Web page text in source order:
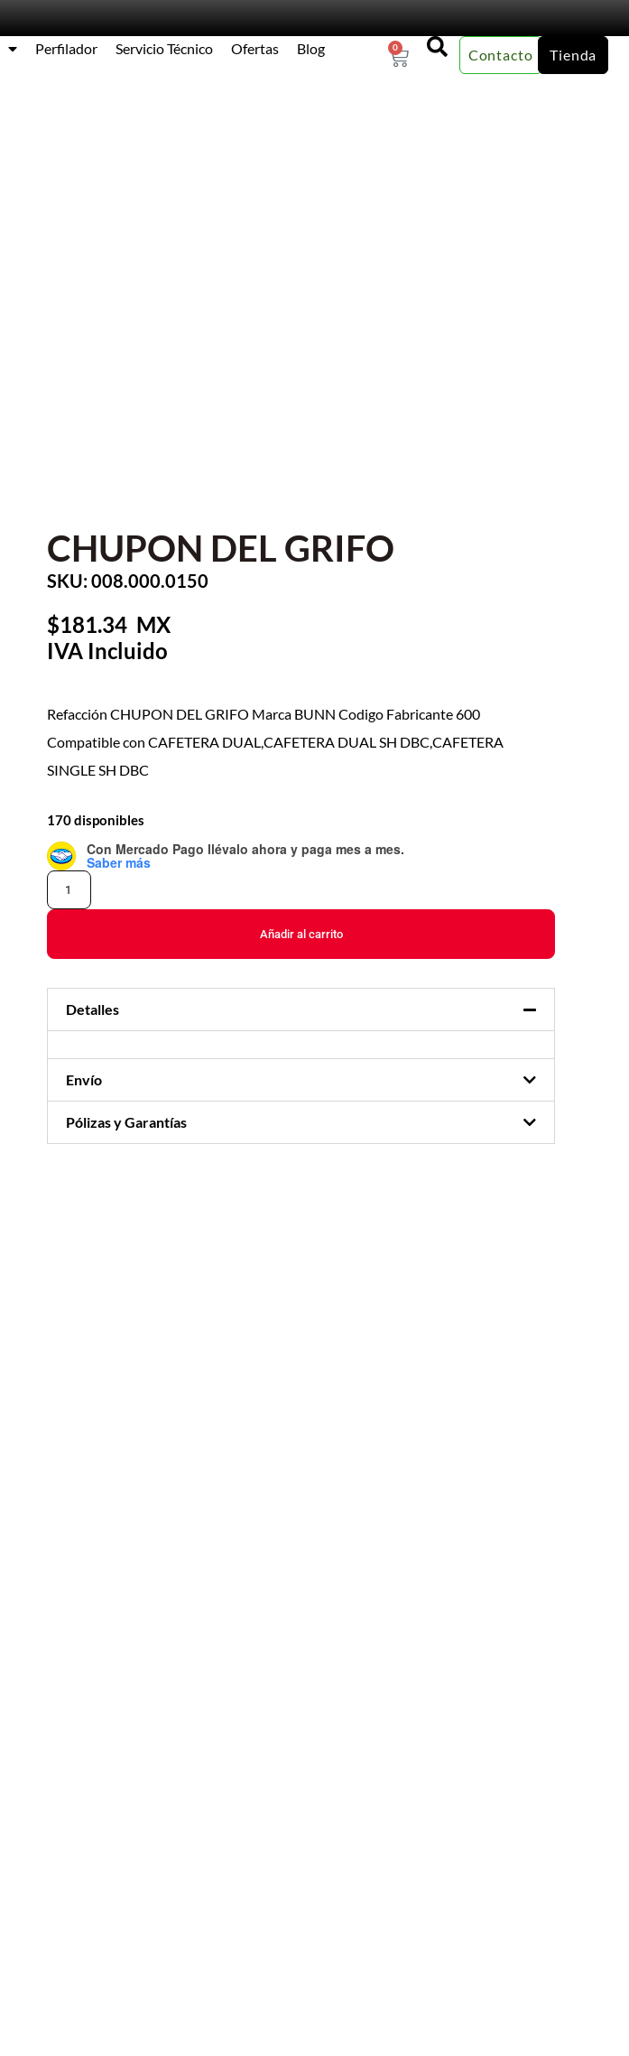
Perfilador Servicio Técnico Ofertas Blog 0 Contacto Tienda
CHUPON DEL GRIFO
SKU: 008.000.0150
181.34
Refacción CHUPON DEL GRIFO Marca BUNN Codigo Fabricante 600
Compatible con CAFETERA DUAL,CAFETERA DUAL SH DBC,CAFETERA
SINGLE SH DBC
170 disponibles
Con Mercado Pago llévalo ahora y paga mes a mes.
Saber más
Añadir al carrito
Detalles
Envío
Pólizas y Garantías
Equipos